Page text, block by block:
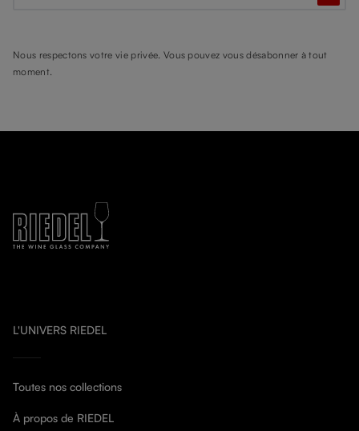
Nous respectons votre vie privée. Vous pouvez vous désabonner à tout
moment.
L'UNIVERS RIEDEL
Toutes nos collections
À propos de RIEDEL